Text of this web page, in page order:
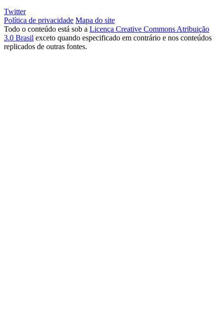
Twitter
Política de privacidade Mapa do site
Todo o conteúdo está sob a Licença Creative Commons Atribuição
3.0 Brasil exceto quando especificado em contrário e nos conteúdos
replicados de outras fontes.